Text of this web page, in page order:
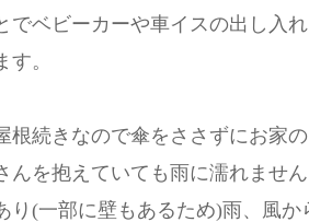
でベビーカーや車イスの出し入
す。
根続きなので傘をささずにお家
んを抱えていても雨に濡れませ
り(一部に壁もあるため)雨、風